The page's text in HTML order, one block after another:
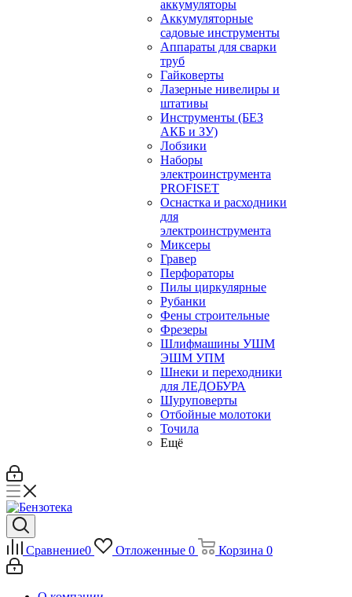
аккумуляторы
Аккумуляторные
садовые инструменты
Аппараты для сварки
труб
Гайковерты
Лазерные нивелиры и
штативы
Инструменты (БЕЗ
АКБ и ЗУ)
Лобзики
Наборы
электроинструмента
PROFISET
Оснастка и расходники
для
электроинструмента
Миксеры
Гравер
Перфораторы
Пилы циркулярные
Рубанки
Фены строительные
Фрезеры
Шлифмашины УШМ
ЭШМ УПМ
Шнеки и переходники
для ЛЕДОБУРА
Шуруповерты
Отбойные молотоки
Точила
Ещё
Сравнение0 Отложенные 0 Корзина 0